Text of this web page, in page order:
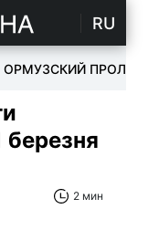
RU
ОРМУЗСКИЙ ПРОЛИВ
березня
2 мин